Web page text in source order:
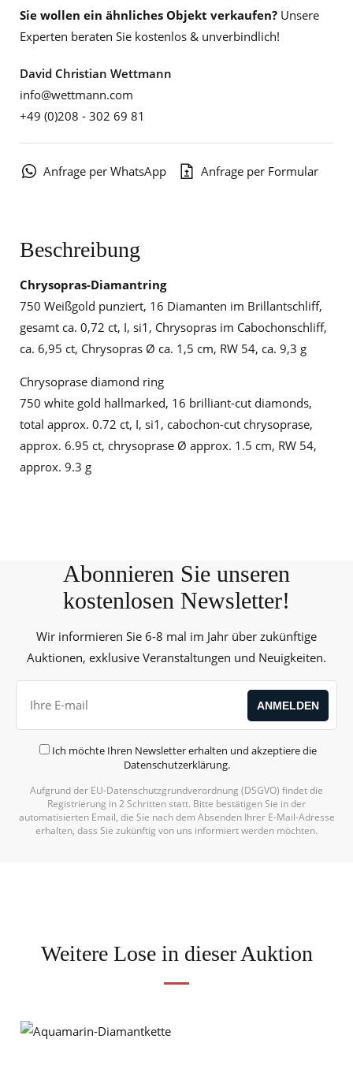
Sie wollen ein ähnliches Objekt verkaufen? Unsere
Experten beraten Sie kostenlos & unverbindlich!
David Christian Wettmann
info@wettmann.com
+49 (0)208 - 302 69 81
Anfrage per WhatsApp Anfrage per Formular
Beschreibung
Chrysopras-Diamantring
750 Weißgold punziert, 16 Diamanten im Brillantschliff,
gesamt ca. 0,72 ct, I, si1, Chrysopras im Cabochonschliff,
ca. 6,95 ct, Chrysopras Ø ca. 1,5 cm, RW 54, ca. 9,3 g
Chrysoprase diamond ring
750 white gold hallmarked, 16 brilliant-cut diamonds,
total approx. 0.72 ct, I, si1, cabochon-cut chrysoprase,
approx. 6.95 ct, chrysoprase Ø approx. 1.5 cm, RW 54,
approx. 9.3 g
Abonnieren Sie unseren
kostenlosen Newsletter!
Wir informieren Sie 6-8 mal im Jahr über zukünftige
Auktionen, exklusive Veranstaltungen und Neuigkeiten.
Ich möchte Ihren Newsletter erhalten und akzeptiere die
Datenschutzerklärung.
Aufgrund der EU-Datenschutzgrundverordnung (DSGVO) findet die
Registrierung in 2 Schritten statt. Bitte bestätigen Sie in der
automatisierten Email, die Sie nach dem Absenden Ihrer E-Mail-Adresse
erhalten, dass Sie zukünftig von uns informiert werden möchten.
Weitere Lose in dieser Auktion